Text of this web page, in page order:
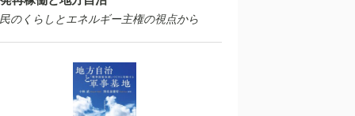
のくらしとエネルギー主権の視点から